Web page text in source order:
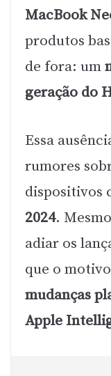
MacBook
produtos
de fora: um
geração do
Essa
rumores
dispositivos
2024.
adiar os
que o
mudanças
Apple